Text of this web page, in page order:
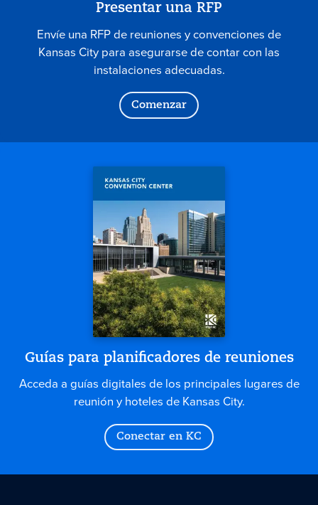
Presentar una RFP
Envíe una RFP de reuniones y convenciones de
Kansas City para asegurarse de contar con las
instalaciones adecuadas.
Comenzar
Guías para planificadores de reuniones
Acceda a guías digitales de los principales lugares de
reunión y hoteles de Kansas City.
Conectar en KC